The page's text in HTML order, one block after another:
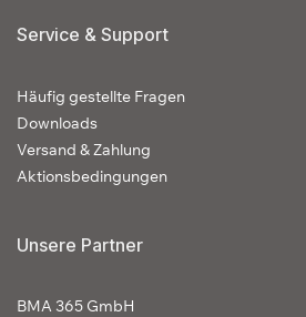
Service & Support
Häufig gestellte Fragen
Downloads
Versand & Zahlung
Aktionsbedingungen
Unsere Partner
BMA 365 GmbH